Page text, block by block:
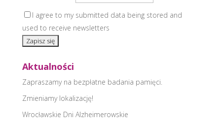
I agree to my submitted data being stored and
used to receive newsletters
Aktualności
Zapraszamy na bezpłatne badania pamięci.
Zmieniamy lokalizację!
Wrocławskie Dni Alzheimerowskie